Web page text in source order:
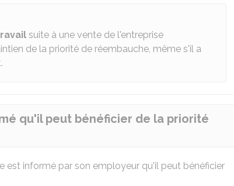
suite à une vente de l'entreprise
de la priorité de réembauche, même s'il a
qu'il peut bénéficier de la priorité
est informé par son employeur qu'il peut bénéficier